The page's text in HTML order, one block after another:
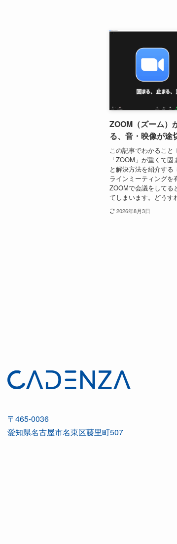
ZOOM（ズーム）
る、音・映像が途
この記事でわかるこ
「ZOOM」が重くて
と解決方法を紹介する
ラインミーティングを
ZOOMで会議をしてる
てしまいます。どうす
2026年8月3日
〒465-0036
愛知県名古屋市名東区藤里町507